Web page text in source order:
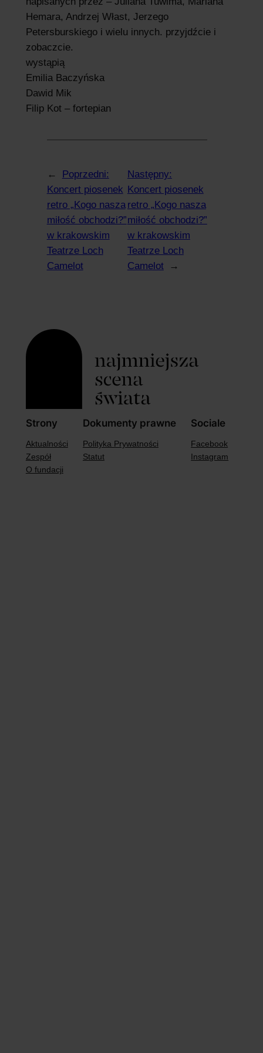
Hemara, Andrzej Włast, Jerzego
Petersburskiego i wielu innych. przyjdźcie i
zobaczcie.
wystąpią
Emilia Baczyńska
Dawid Mik
Filip Kot – fortepian
←
Poprzedni:
Koncert piosenek
retro „Kogo nasza
miłość obchodzi?”
w krakowskim
Teatrze Loch
Camelot
Następny:
Koncert piosenek
retro „Kogo nasza
miłość obchodzi?”
w krakowskim
Teatrze Loch
Camelot
→
Strony
Aktualności
Zespół
O fundacji
Dokumenty prawne
Polityka Prywatności
Statut
Sociale
Facebook
Instagram